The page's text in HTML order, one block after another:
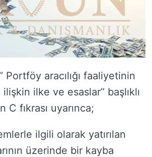
Portföy aracılığı faaliyetinin
ilke ve esaslar’’ başlıklı
C fıkrası uyarınca;
ilgili olarak yatırılan
üzerinde bir kayba